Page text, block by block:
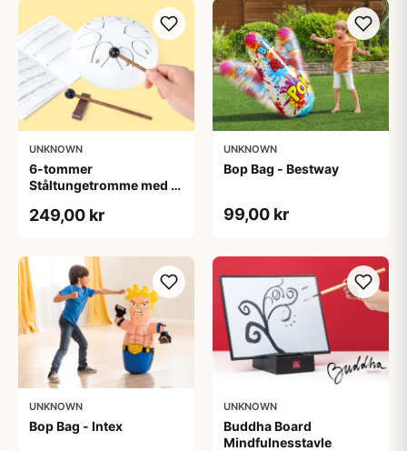
UNKNOWN
6-tommer
Ståltungetromme med 8
249,00 kr
UNKNOWN
Bop Bag - Bestway
99,00 kr
UNKNOWN
Bop Bag - Intex
UNKNOWN
Buddha Board
Mindfulnesstavle